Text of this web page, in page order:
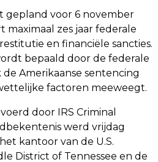
gepland voor 6 november
maximaal zes jaar federale
en financiële sancties.
bepaald door de federale
Amerikaanse sentencing
factoren meeweegt.
door IRS Criminal
werd vrijdag
kantoor van de U.S.
District of Tennessee en de